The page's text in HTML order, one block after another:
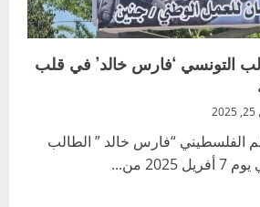
التونسي ‘فارس خالد’ في قلب
الفلسطيني “فارس خالد ” الطالب
من...